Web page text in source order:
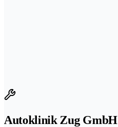
Autoklinik Zug GmbH